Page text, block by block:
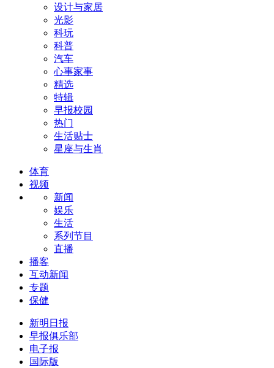
设计与家居
光影
科玩
科普
汽车
心事家事
精选
特辑
早报校园
热门
生活贴士
星座与生肖
体育
视频
新闻
娱乐
生活
系列节目
直播
播客
互动新闻
专题
保健
新明日报
早报俱乐部
电子报
国际版